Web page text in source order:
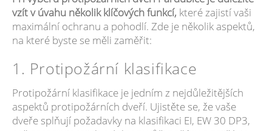
vzít v úvahu několik klíčových funkcí, které zajistí vaši
maximální ochranu a pohodlí. Zde je několik aspektů,
na které byste se měli zaměřit:
1. Protipožární klasifikace
Protipožární klasifikace je jedním z nejdůležitějších
aspektů protipožárních dveří. Ujistěte se, že vaše
dveře splňují požadavky na klasifikaci EI, EW 30 DP3,